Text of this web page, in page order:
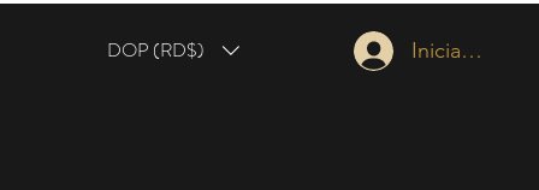
DOP (RD$) Iniciar sesión